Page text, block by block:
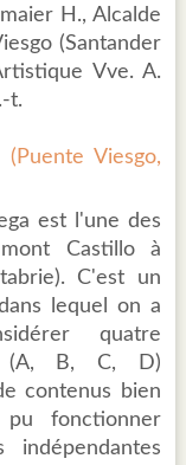
H., Alcalde
(Santander
Vve. A.
t.
(Puente Viesgo,
est l'une des
Castillo à
C'est un
lequel on a
quatre
(A, B, C, D)
contenus bien
fonctionner